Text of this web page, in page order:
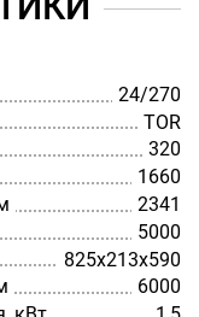
24/270
TOR
320
1660
2341
5000
825х213х590
6000